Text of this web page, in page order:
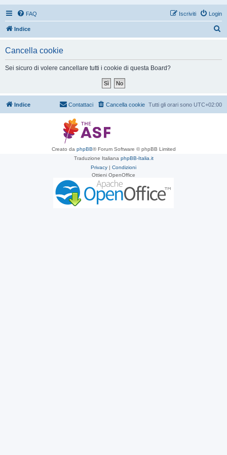
FAQ Login
Iscriviti
Indice
Cancella cookie
Sei sicuro di volere cancellare tutti i cookie di questa Board?
Indice Tutti gli orari sono UTC+02:00
Cancella cookie
Contattaci
Creato da phpBB® Forum Software © phpBB Limited
Traduzione Italiana phpBB-Italia.it
Privacy | Condizioni
Ottieni OpenOffice